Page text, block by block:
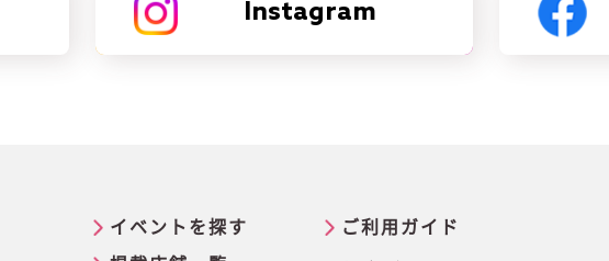
Instagram
イベントを探す ご利用ガイド